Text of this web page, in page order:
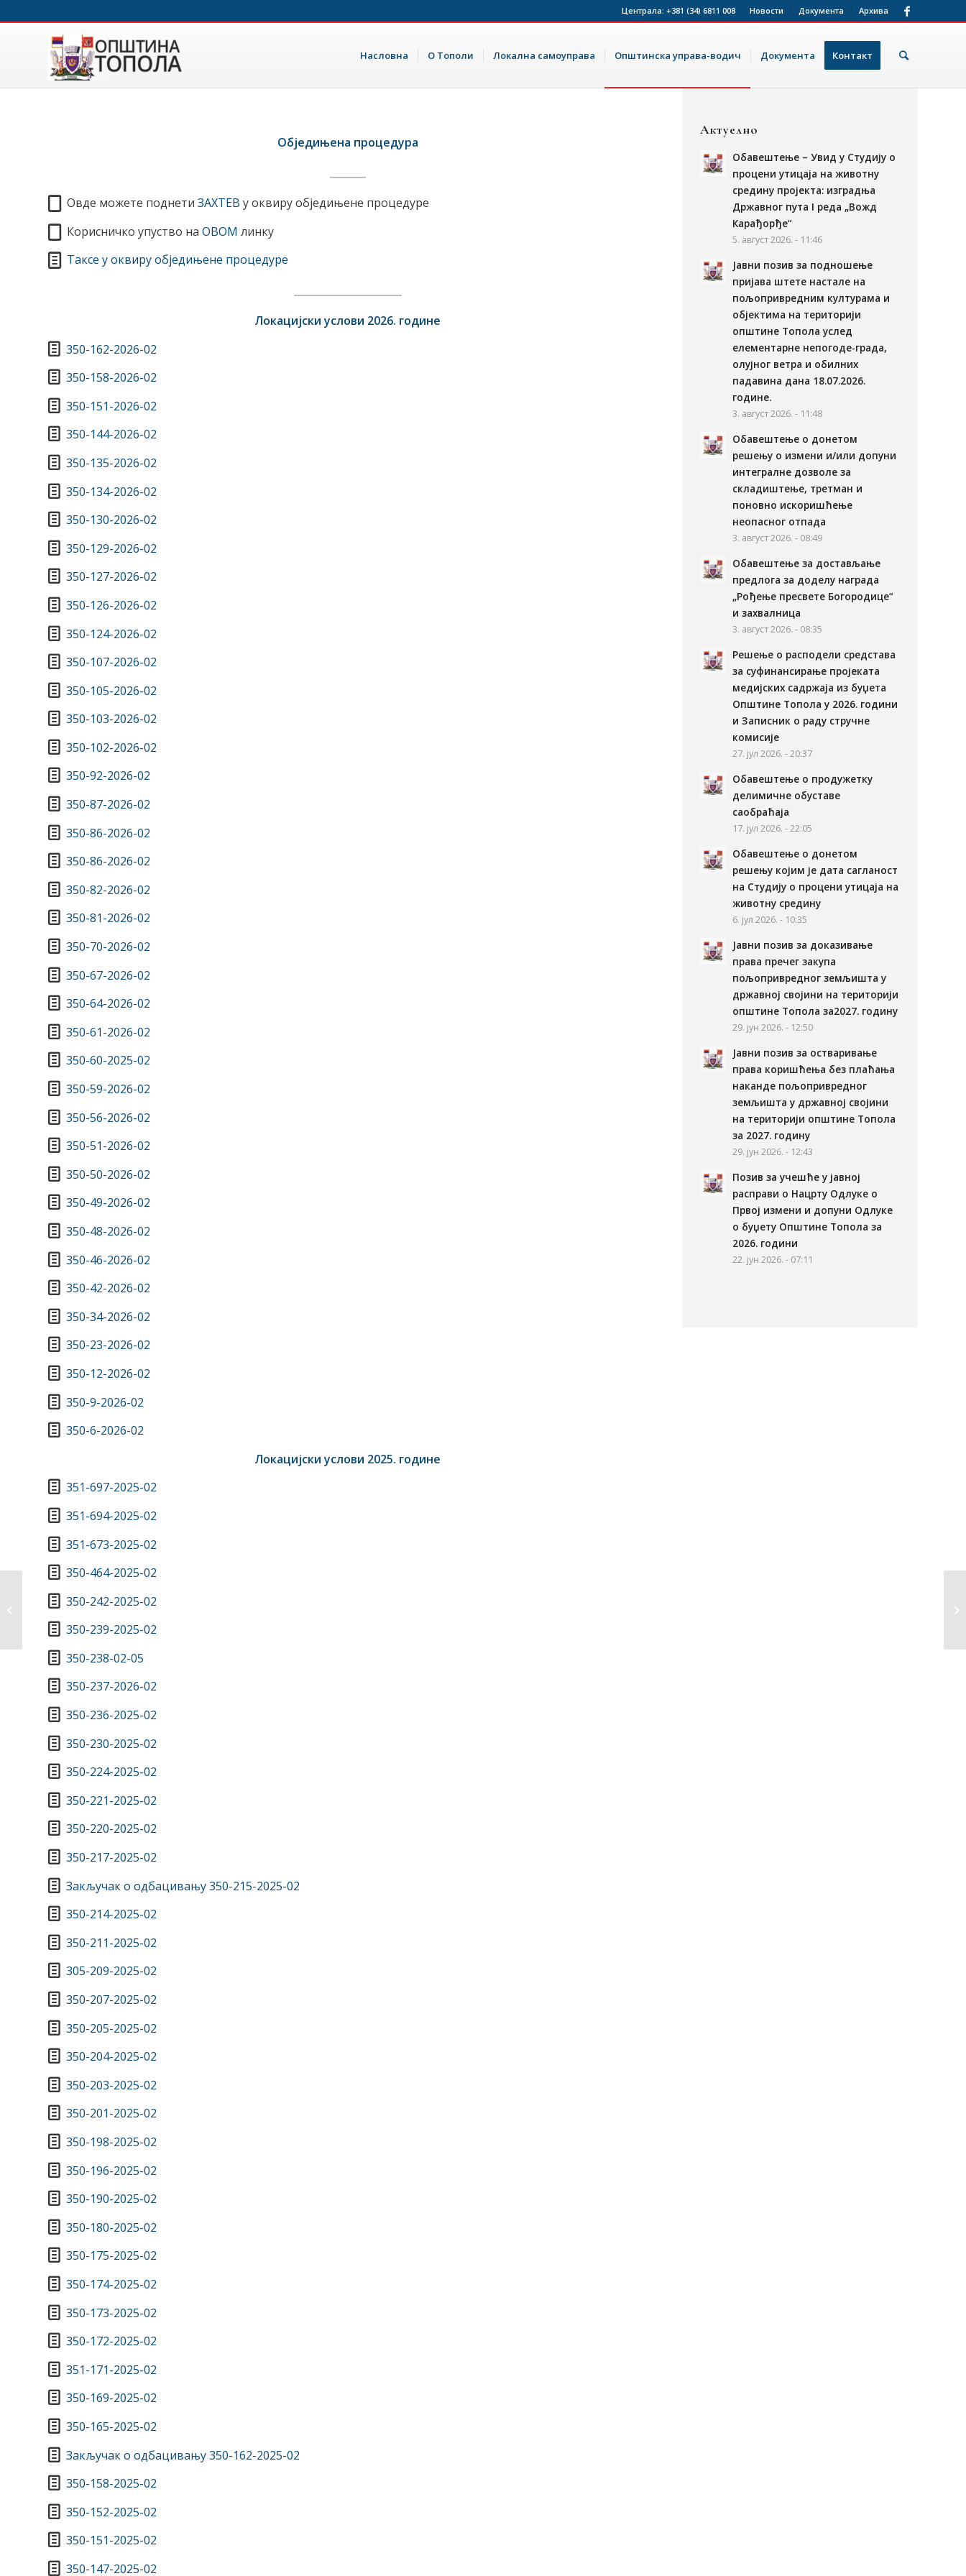
Новости Документа Архива
Централа: +381 (34) 6811 008
Насловна О Тополи Локална самоуправа Општинска управа-водич Документа Контакт
Обједињена процедура
Овде можете поднети ЗАХТЕВ у оквиру обједињене процедуре
Корисничко упуство на ОВОМ линку
Таксе у оквиру обједињене процедуре
Локацијски услови 2026. године
350-162-2026-02
350-158-2026-02
350-151-2026-02
350-144-2026-02
350-135-2026-02
350-134-2026-02
350-130-2026-02
350-129-2026-02
350-127-2026-02
350-126-2026-02
350-124-2026-02
350-107-2026-02
350-105-2026-02
350-103-2026-02
350-102-2026-02
350-92-2026-02
350-87-2026-02
350-86-2026-02
350-86-2026-02
350-82-2026-02
350-81-2026-02
350-70-2026-02
350-67-2026-02
350-64-2026-02
350-61-2026-02
350-60-2025-02
350-59-2026-02
350-56-2026-02
350-51-2026-02
350-50-2026-02
350-49-2026-02
350-48-2026-02
350-46-2026-02
350-42-2026-02
350-34-2026-02
350-23-2026-02
350-12-2026-02
350-9-2026-02
350-6-2026-02
Локацијски услови 2025. године
351-697-2025-02
351-694-2025-02
351-673-2025-02
350-464-2025-02
350-242-2025-02
350-239-2025-02
350-238-02-05
350-237-2026-02
350-236-2025-02
350-230-2025-02
350-224-2025-02
350-221-2025-02
350-220-2025-02
350-217-2025-02
Закључак о одбацивању 350-215-2025-02
350-214-2025-02
350-211-2025-02
305-209-2025-02
350-207-2025-02
350-205-2025-02
350-204-2025-02
350-203-2025-02
350-201-2025-02
350-198-2025-02
350-196-2025-02
350-190-2025-02
350-180-2025-02
350-175-2025-02
350-174-2025-02
350-173-2025-02
350-172-2025-02
351-171-2025-02
350-169-2025-02
350-165-2025-02
Закључак о одбацивању 350-162-2025-02
350-158-2025-02
350-152-2025-02
350-151-2025-02
350-147-2025-02
Актуелно
Обавештење – Увид у Студију о
процени утицаја на животну
средину пројекта: изградња
Државног пута I реда „Вожд
Карађорђе“
5. август 2026. - 11:46
Јавни позив за подношење
пријава штете настале на
пољопривредним културама и
објектима на територији
општине Топола услед
елементарне непогоде-града,
олујног ветра и обилних
падавина дана 18.07.2026.
године.
3. август 2026. - 11:48
Обавештење о донетом
решењу о измени и/или допуни
интегралне дозволе за
складиштење, третман и
поновно искоришћење
неопасног отпада
3. август 2026. - 08:49
Обавештење за достављање
предлога за доделу награда
„Рођење пресвете Богородице“
и захвалница
3. август 2026. - 08:35
Решење о расподели средстава
за суфинансирање пројеката
медијских садржаја из буџета
Општине Топола у 2026. години
и Записник о раду стручне
комисије
27. јул 2026. - 20:37
Обавештење о продужетку
делимичне обуставе
саобраћаја
17. јул 2026. - 22:05
Обавештење о донетом
решењу којим је дата сагланост
на Студију о процени утицаја на
животну средину
6. јул 2026. - 10:35
Јавни позив за доказивање
права пречег закупа
пољопривредног земљишта у
државној својини на територији
општине Топола за2027. годину
29. јун 2026. - 12:50
Јавни позив за остваривање
права коришћења без плаћања
наканде пољопривредног
земљишта у државној својини
на територији општине Топола
за 2027. годину
29. јун 2026. - 12:43
Позив за учешће у јавној
расправи о Нацрту Одлуке о
Првој измени и допуни Одлуке
о буџету Општине Топола за
2026. години
22. јун 2026. - 07:11
Озакоњење